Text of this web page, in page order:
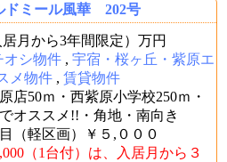
ドミール風華 202号
居月から3年間限定）万円
オシ物件 ,宇宿・桜ヶ丘・紫原エ
メ物件 ,賃貸物件
店50ｍ・西紫原小学校250ｍ・
オススメ!!・角地・南向き
（軽区画）￥５,０００
（1台付）は、入居月から３